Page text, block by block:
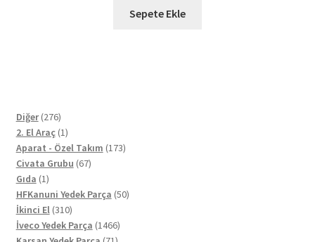
Sepete Ekle
Diğer 276276
ürün
2. El Araç 11
ürün
Aparat - Özel Takım 173173
Civata Grubu 6767
Gıda 11
ürün
HFKanuni Yedek Parça 5050
İkinci El 310310
ürün
İveco Yedek Parça 14661466